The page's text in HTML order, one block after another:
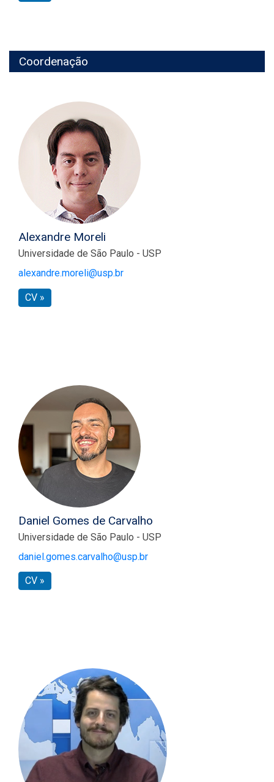
Coordenação
Alexandre Moreli
Universidade de São Paulo - USP
alexandre.moreli@usp.br
CV »
Daniel Gomes de Carvalho
Universidade de São Paulo - USP
daniel.gomes.carvalho@usp.br
CV »